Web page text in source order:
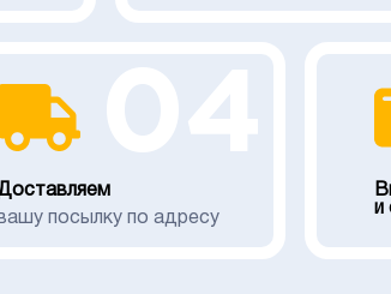
вашу посылку по адресу
и